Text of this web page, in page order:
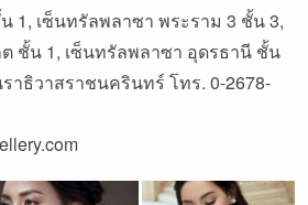
1, เซ็นทรัลพลาซา พระราม 3 ชั้น 3,
ต ชั้น 1, เซ็นทรัลพลาซา อุดรธานี ชั้น
าธิวาสราชนครินทร์ โทร. 0-2678-